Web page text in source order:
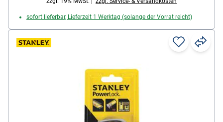
sofort lieferbar, Lieferzeit 1 Werktag (solange der Vorrat reicht)